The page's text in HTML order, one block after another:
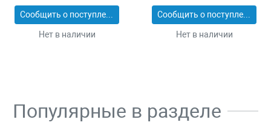
Сообщить о поступлении
Нет в наличии
55082-20
Сообщить о поступлении
Нет в наличии
Популярные в разделе